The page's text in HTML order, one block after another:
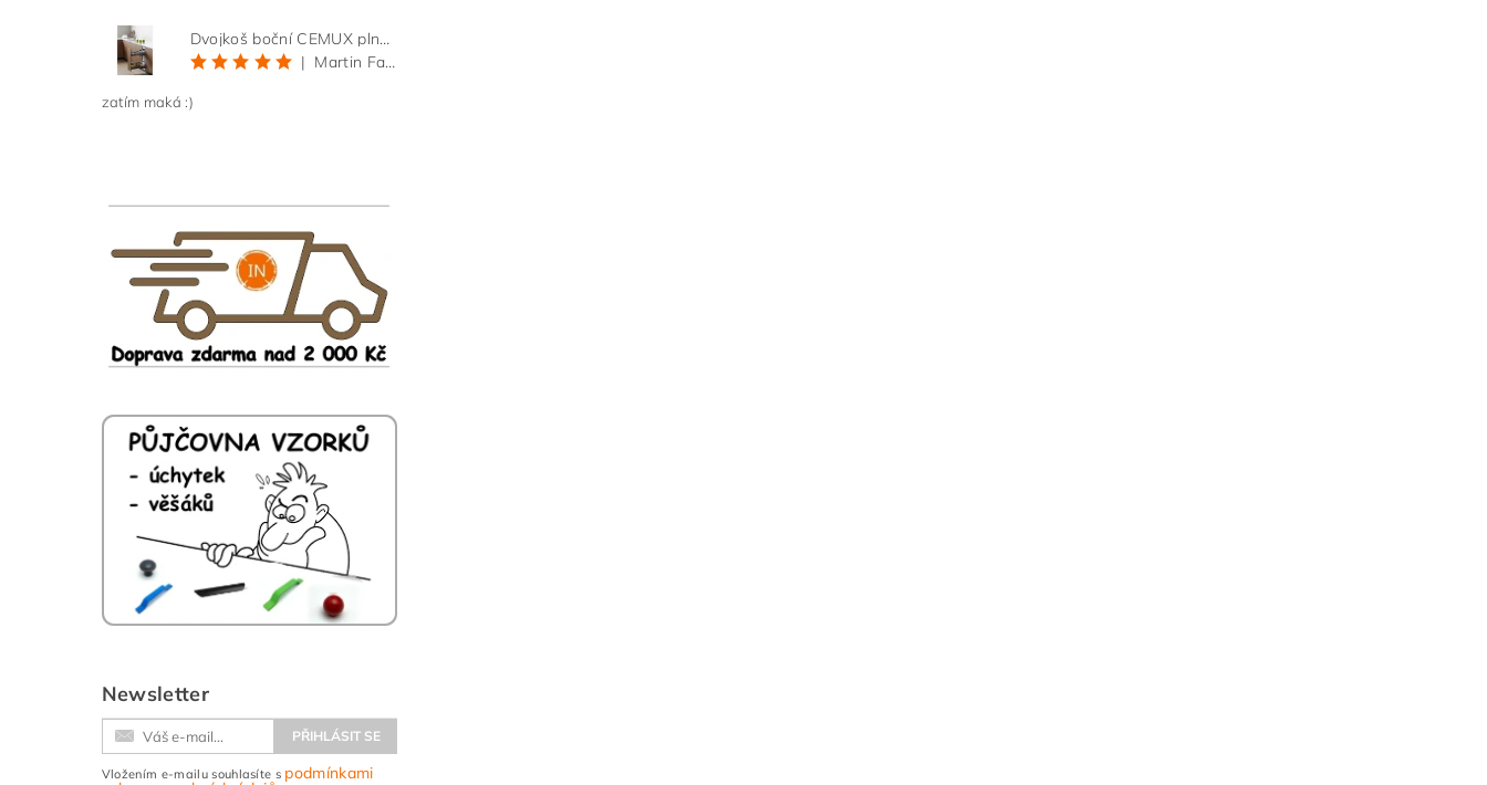
Dvojkoš boční CEMUX plné dno 3D, s tlumením antracit 200 mm
|
Martin Faltus
zatím maká :)
Newsletter
Vložením e-mailu souhlasíte s podmínkami